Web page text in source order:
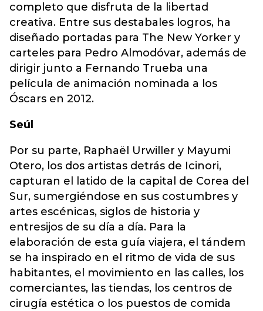
completo que disfruta de la libertad
creativa. Entre sus destabales logros, ha
diseñado portadas para The New Yorker y
carteles para Pedro Almodóvar, además de
dirigir junto a Fernando Trueba una
película de animación nominada a los
Óscars en 2012.
Seúl
Por su parte, Raphaël Urwiller y Mayumi
Otero, los dos artistas detrás de Icinori,
capturan el latido de la capital de Corea del
Sur, sumergiéndose en sus costumbres y
artes escénicas, siglos de historia y
entresijos de su día a día. Para la
elaboración de esta guía viajera, el tándem
se ha inspirado en el ritmo de vida de sus
habitantes, el movimiento en las calles, los
comerciantes, las tiendas, los centros de
cirugía estética o los puestos de comida